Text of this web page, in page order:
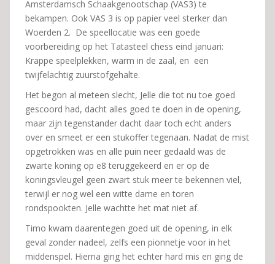
Amsterdamsch Schaakgenootschap (VAS3) te
bekampen. Ook VAS 3 is op papier veel sterker dan
Woerden 2. De speellocatie was een goede
voorbereiding op het Tatasteel chess eind januari:
Krappe speelplekken, warm in de zaal, en een
twijfelachtig zuurstofgehalte.
Het begon al meteen slecht, Jelle die tot nu toe goed
gescoord had, dacht alles goed te doen in de opening,
maar zijn tegenstander dacht daar toch echt anders
over en smeet er een stukoffer tegenaan. Nadat de mist
opgetrokken was en alle puin neer gedaald was de
zwarte koning op e8 teruggekeerd en er op de
koningsvleugel geen zwart stuk meer te bekennen viel,
terwijl er nog wel een witte dame en toren
rondspookten. Jelle wachtte het mat niet af.
Timo kwam daarentegen goed uit de opening, in elk
geval zonder nadeel, zelfs een pionnetje voor in het
middenspel. Hierna ging het echter hard mis en ging de